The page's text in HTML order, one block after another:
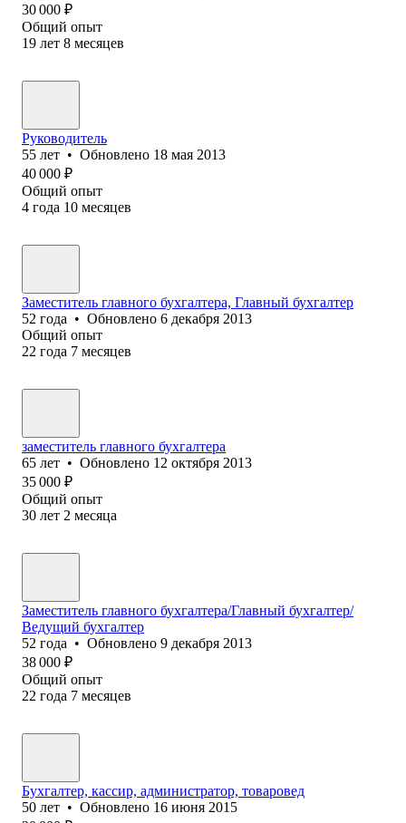
30 000 ₽
Общий опыт
19 лет 8 месяцев
Руководитель
55 лет • Обновлено 18 мая 2013
40 000 ₽
Общий опыт
4 года 10 месяцев
Заместитель главного бухгалтера, Главный бухгалтер
52 года • Обновлено 6 декабря 2013
Общий опыт
22 года 7 месяцев
заместитель главного бухгалтера
65 лет • Обновлено 12 октября 2013
35 000 ₽
Общий опыт
30 лет 2 месяца
Заместитель главного бухгалтера/Главный бухгалтер/
Ведущий бухгалтер
52 года • Обновлено 9 декабря 2013
38 000 ₽
Общий опыт
22 года 7 месяцев
Бухгалтер, кассир, администратор, товаровед
50 лет • Обновлено 16 июня 2015